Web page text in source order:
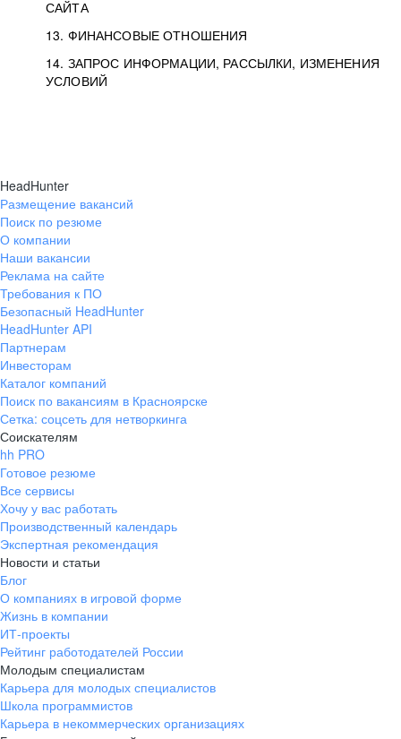
САЙТА
13. ФИНАНСОВЫЕ ОТНОШЕНИЯ
14. ЗАПРОС ИНФОРМАЦИИ, РАССЫЛКИ, ИЗМЕНЕНИЯ
УСЛОВИЙ
HeadHunter
Размещение вакансий
Поиск по резюме
О компании
Наши вакансии
Реклама на сайте
Требования к ПО
Безопасный HeadHunter
HeadHunter API
Партнерам
Инвесторам
Каталог компаний
Поиск по вакансиям в Красноярске
Сетка: соцсеть для нетворкинга
Соискателям
hh PRO
Готовое резюме
Все сервисы
Хочу у вас работать
Производственный календарь
Экспертная рекомендация
Новости и статьи
Блог
О компаниях в игровой форме
Жизнь в компании
ИТ-проекты
Рейтинг работодателей России
Молодым специалистам
Карьера для молодых специалистов
Школа программистов
Карьера в некоммерческих организациях